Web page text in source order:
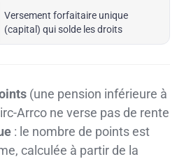
Versement forfaitaire unique
(capital) qui solde les droits
(une pension inférieure à
Arrco ne verse pas de rente
: le nombre de points est
calculée à partir de la